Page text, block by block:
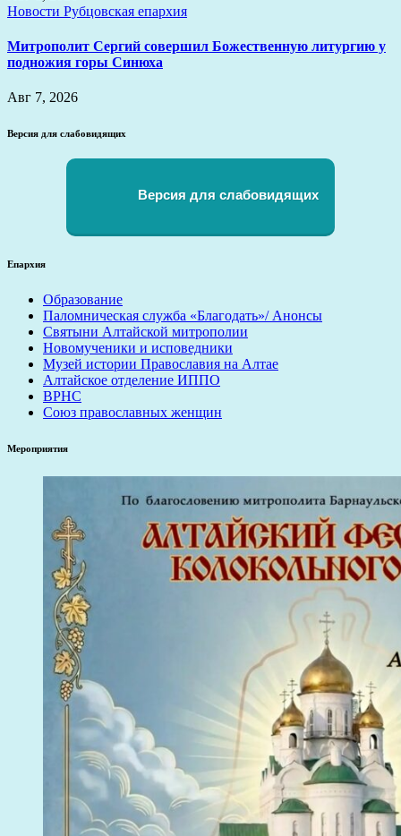
Новости Рубцовская епархия
Митрополит Сергий совершил Божественную литургию у
подножия горы Синюха
Авг 7, 2026
Версия для слабовидящих
Версия для слабовидящих
Епархия
Образование
Паломническая служба «Благодать»/ Анонсы
Святыни Алтайской митрополии
Новомученики и исповедники
Музей истории Православия на Алтае
Алтайское отделение ИППО
ВРНС
Союз православных женщин
Мероприятия